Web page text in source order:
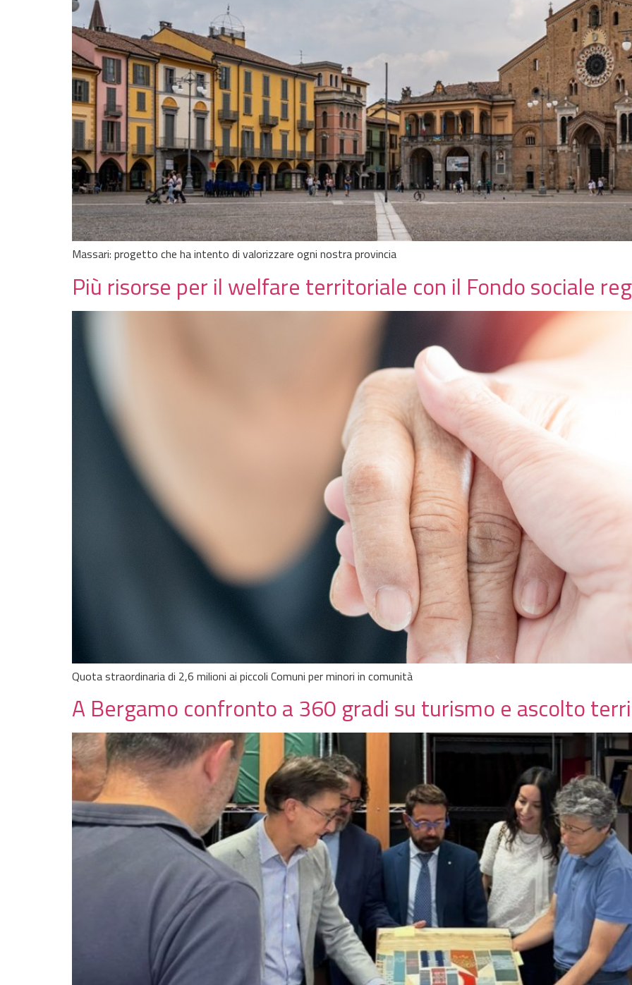
Massari: progetto che ha intento di valorizzare ogni nostra provincia
Più risorse per il welfare territoriale con il Fondo sociale
Quota straordinaria di 2,6 milioni ai piccoli Comuni per minori in comunità
A Bergamo confronto a 360 gradi su turismo e ascolto